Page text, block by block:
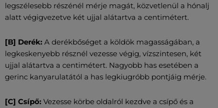
legszélesebb részénél mérje magát, közvetlenül a hónalj
alatt végigvezetve két ujjal alátartva a centimétert.
[B] Derék: A derékbőséget a köldök magasságában, a
legkeskenyebb résznél vezesse végig, vízszintesen, két
ujjal alátartva a centimétert. Nagyobb has esetében a
gerinc kanyarulatától a has legkiugróbb pontjáig mérje.
[C] Csípő: Vezesse körbe oldalról kezdve a csípő és a